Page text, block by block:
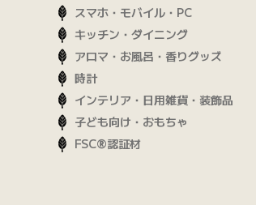
スマホ・モバイル・PC
キッチン・ダイニング
アロマ・お風呂・香りグッズ
時計
インテリア・日用雑貨・装飾品
子ども向け・おもちゃ
FSC®認証材